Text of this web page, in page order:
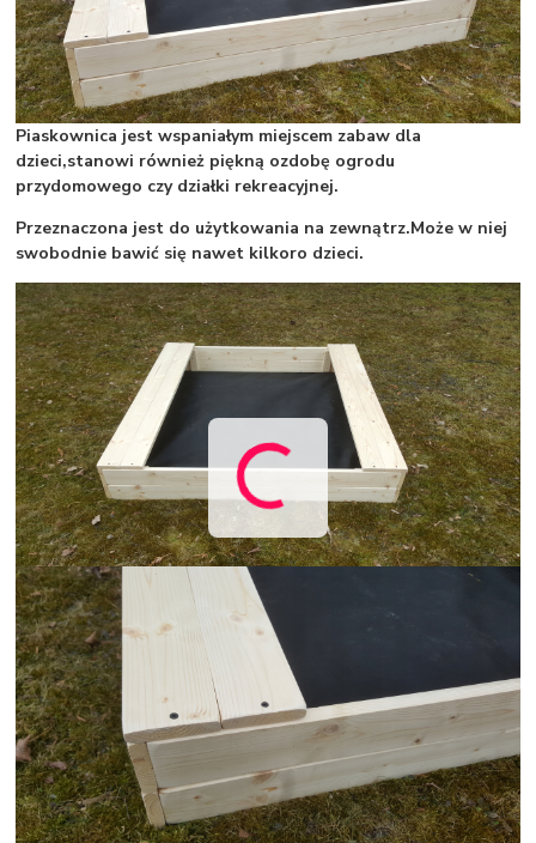
Piaskownica jest wspaniałym miejscem zabaw dla
dzieci,stanowi również piękną ozdobę ogrodu
przydomowego czy działki rekreacyjnej.
Przeznaczona jest do użytkowania na zewnątrz.Może w niej
swobodnie bawić się nawet kilkoro dzieci.